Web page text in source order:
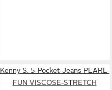
Kenny S. 5-Pocket-Jeans PEARL-
FUN VISCOSE-STRETCH